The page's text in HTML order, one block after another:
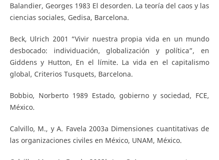
Balandier, Georges 1983 El desorden. La teoría del caos y las
ciencias sociales, Gedisa, Barcelona.
Beck, Ulrich 2001 “Vivir nuestra propia vida en un mundo
desbocado: individuación, globalización y política”, en
Giddens y Hutton, En el límite. La vida en el capitalismo
global, Criterios Tusquets, Barcelona.
Bobbio, Norberto 1989 Estado, gobierno y sociedad, FCE,
México.
Calvillo, M., y A. Favela 2003a Dimensiones cuantitativas de
las organizaciones civiles en México, UNAM, México.